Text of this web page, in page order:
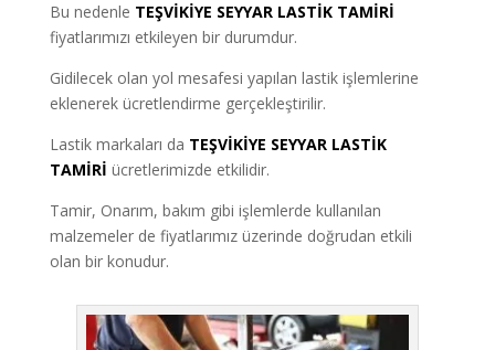
Bu nedenle TEŞVİKİYE SEYYAR LASTİK TAMİRİ
fiyatlarımızı etkileyen bir durumdur.
Gidilecek olan yol mesafesi yapılan lastik işlemlerine
eklenerek ücretlendirme gerçekleştirilir.
Lastik markaları da TEŞVİKİYE SEYYAR LASTİK
TAMİRİ ücretlerimizde etkilidir.
Tamir, Onarım, bakım gibi işlemlerde kullanılan
malzemeler de fiyatlarımız üzerinde doğrudan etkili
olan bir konudur.